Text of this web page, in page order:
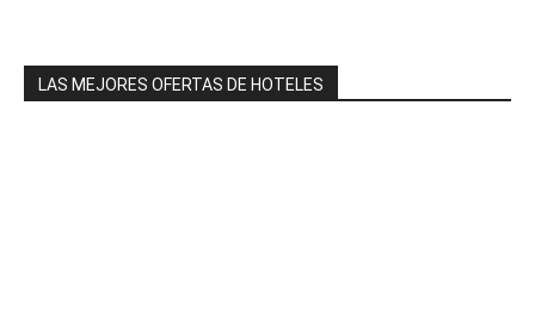
LAS MEJORES OFERTAS DE HOTELES